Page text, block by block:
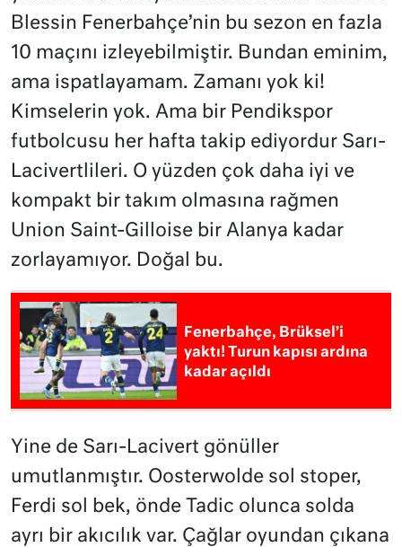
Blessin Fenerbahçe’nin bu sezon en fazla
10 maçını izleyebilmiştir. Bundan eminim,
ama ispatlayamam. Zamanı yok ki!
Kimselerin yok. Ama bir Pendikspor
futbolcusu her hafta takip ediyordur Sarı-
Lacivertlileri. O yüzden çok daha iyi ve
kompakt bir takım olmasına rağmen
Union Saint-Gilloise bir Alanya kadar
zorlayamıyor. Doğal bu.
Fenerbahçe, Brüksel’i
yaktı! Turun kapısı ardına
kadar açıldı
Yine de Sarı-Lacivert gönüller
umutlanmıştır. Oosterwolde sol stoper,
Ferdi sol bek, önde Tadic olunca solda
ayrı bir akıcılık var. Çağlar oyundan çıkana